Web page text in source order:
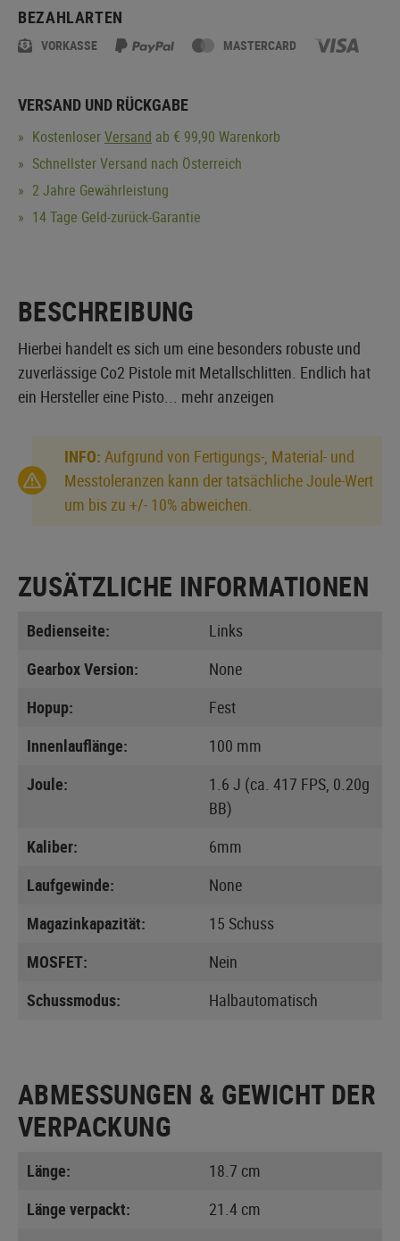
BEZAHLARTEN
VORKASSE MASTERCARD
VERSAND UND RÜCKGABE
KostenloserVersand ab € 99,90 Warenkorb
Schnellster Versand nach Österreich
2 Jahre Gewährleistung
14 Tage Geld-zurück-Garantie
BESCHREIBUNG
Hierbei handelt es sich um eine besonders robuste und
zuverlässige Co2 Pistole mit Metallschlitten. Endlich hat
ein Hersteller eine Pisto... mehr anzeigen
INFO: Aufgrund von Fertigungs-, Material- und
Messtoleranzen kann der tatsächliche Joule-Wert
um bis zu +/- 10% abweichen.
ZUSÄTZLICHE INFORMATIONEN
Bedienseite:
Links
Gearbox Version:
None
Hopup:
Fest
Innenlauflänge:
100 mm
Joule:
1.6 J (ca. 417 FPS, 0.20g
BB)
Kaliber:
6mm
Laufgewinde:
None
Magazinkapazität:
15 Schuss
MOSFET:
Nein
Schussmodus:
Halbautomatisch
ABMESSUNGEN & GEWICHT DER
VERPACKUNG
Länge:
18.7 cm
Länge verpackt:
21.4 cm